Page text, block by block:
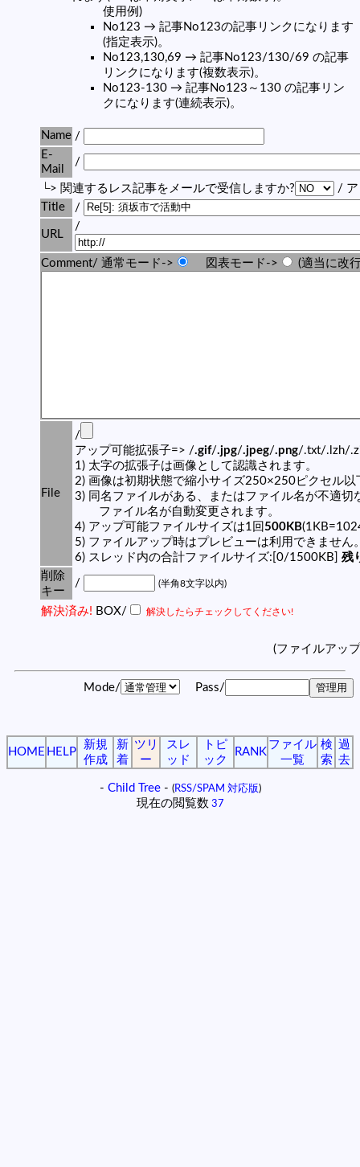
使用例)
No123 → 記事No123の記事リンクになります
(指定表示)。
No123,130,69 → 記事No123/130/69 の記事
リンクになります(複数表示)。
No123-130 → 記事No123～130 の記事リン
クになります(連続表示)。
Name /
E-
Mail
/
└> 関連するレス記事をメールで受信しますか?
/ ア
Title
/
URL
/
Comment/ 通常モード-> 図表モード-> (適当に改
File
/
アップ可能拡張子=> /.gif/.jpg/.jpeg/.png/.txt/.lzh/
1) 太字の拡張子は画像として認識されます。
2) 画像は初期状態で縮小サイズ250×250ピクセル以
3) 同名ファイルがある、またはファイル名が不適切
ファイル名が自動変更されます。
4) アップ可能ファイルサイズは1回 500KB
5) ファイルアップ時はプレビューは利用できません
6) スレッド内の合計ファイルサイズ:[0/1500KB] 残
削除
キー
/ (半角8文字以内)
解決済み! BOX/ 解決したらチェックしてください!
(ファイルアッ
Mode/ Pass/
HOME HELP
新規
作成
新
着
ツリ
ー
スレ
ッド
トピ
ック
RANK
ファイル
一覧
検
索
過
去
- Child Tree- (RSS/SPAM 対応版)
現在の閲覧数 37